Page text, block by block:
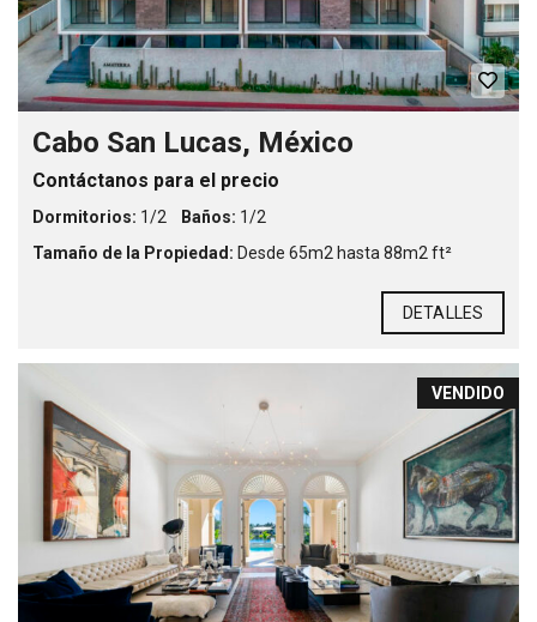
Cabo San Lucas, México
Contáctanos para el precio
Dormitorios: 1/2 Baños: 1/2
Tamaño de la Propiedad: Desde 65m2 hasta 88m2 ft²
DETALLES
VENDIDO